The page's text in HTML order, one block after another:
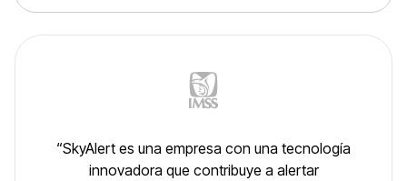
“SkyAlert es una empresa con una tecnología
innovadora que contribuye a alertar